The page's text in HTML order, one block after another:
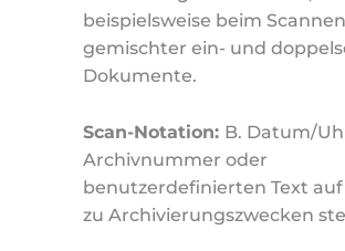
beispielsweise beim Scannen
gemischter ein- und
Dokumente.
Scan-Notation: B. Datum/
Archivnummer oder
benutzerdefinierten Text auf
zu Archivierungszwecken